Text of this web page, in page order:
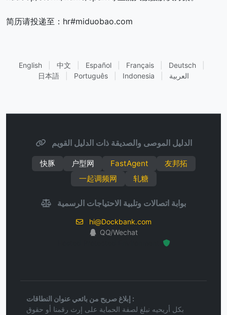
简历请投递至：hr#miduobao.com
English 中文 Español Français Deutsch
日本語
Português Indonesia العربية
الدليل الموصى والصديقة ذات الدليل القويم
快豚 户型网 FastAgent
友邦拓
一起调频网
轧糖
بوابة اتصالات وتلبية الاحتياجات الرسمية
hi@Dockbank.com
QQ/Wechat
إبلاغ صريح من بائعي عنوان النطاقات :
بكل أريحيه نبلغ لصفة الحماية على إرث رقمنا أو حقوق